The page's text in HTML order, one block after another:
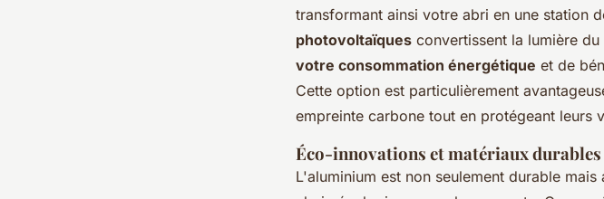
transformant ainsi votre abri en une station
photovoltaïques convertissent la lumière
votre consommation énergétique et de
Cette option est particulièrement
empreinte carbone tout en protégeant leurs
Éco-innovations et matériaux durables
L'aluminium est non seulement durable